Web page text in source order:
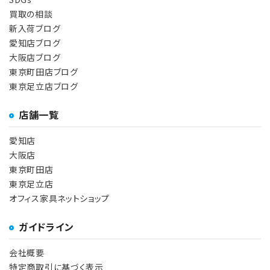
買取の相談
新入荷ブログ
愛知店ブログ
大阪店ブログ
東京町田店ブログ
東京足立店ブログ
店舗一覧
愛知店
大阪店
東京町田店
東京足立店
オフィス家具ネットショップ
ガイドライン
会社概要
特定商取引に基づく表示